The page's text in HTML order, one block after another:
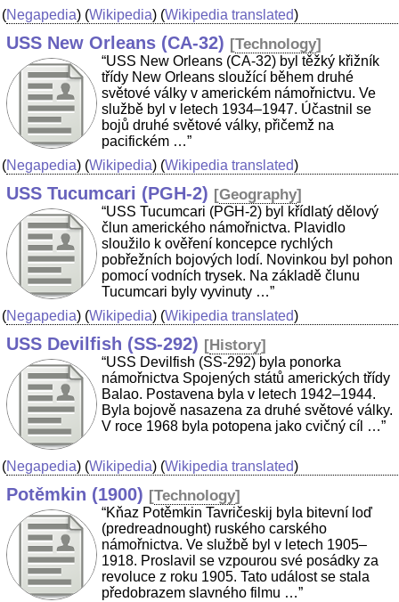
(Negapedia) (Wikipedia) (Wikipedia translated)
USS New Orleans (CA-32) [Technology]
“USS New Orleans (CA-32) byl těžký křižník
třídy New Orleans sloužící během druhé
světové války v americkém námořnictvu. Ve
službě byl v letech 1934–1947. Účastnil se
bojů druhé světové války, přičemž na
pacifickém …”
(Negapedia) (Wikipedia) (Wikipedia translated)
USS Tucumcari (PGH-2) [Geography]
“USS Tucumcari (PGH-2) byl křídlatý dělový
člun amerického námořnictva. Plavidlo
sloužilo k ověření koncepce rychlých
pobřežních bojových lodí. Novinkou byl pohon
pomocí vodních trysek. Na základě člunu
Tucumcari byly vyvinuty …”
(Negapedia) (Wikipedia) (Wikipedia translated)
USS Devilfish (SS-292) [History]
“USS Devilfish (SS-292) byla ponorka
námořnictva Spojených států amerických třídy
Balao. Postavena byla v letech 1942–1944.
Byla bojově nasazena za druhé světové války.
V roce 1968 byla potopena jako cvičný cíl …”
(Negapedia) (Wikipedia) (Wikipedia translated)
Potěmkin (1900) [Technology]
“Kňaz Potěmkin Tavričeskij byla bitevní loď
(predreadnought) ruského carského
námořnictva. Ve službě byl v letech 1905–
1918. Proslavil se vzpourou své posádky za
revoluce z roku 1905. Tato událost se stala
předobrazem slavného filmu …”